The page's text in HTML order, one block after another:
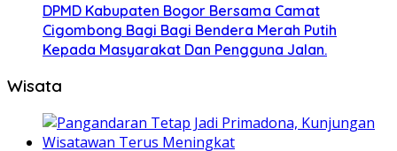
DPMD Kabupaten Bogor Bersama Camat
Cigombong Bagi Bagi Bendera Merah Putih
Kepada Masyarakat Dan Pengguna Jalan.
Wisata